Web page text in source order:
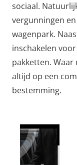
sociaal.
vergunningen
wagenpark.
inschakelen
pakketten.
altijd op een
bestemming.